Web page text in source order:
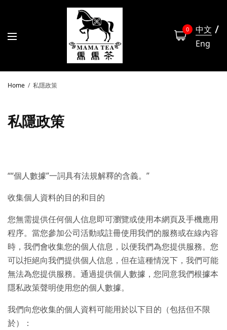
0
中文
Eng
Home 私隱政策
私隱政策
““個人數據”一詞具有法規解釋的含義。”
收集個人資料的目的和目的
您無需提供任何個人信息即可瀏覽或使用本網頁及手機應用
程序。當您參加公司活動或註冊使用我們的服務或在線內容
時，我們會收集您的個人信息，以便我們為您提供服務。您
可以拒絕向我們提供個人信息，但在這種情況下，我們可能
無法為您提供服務。通過提供個人數據，您同意我們根據本
隱私政策聲明使用您的個人數據。
我們向您收集的個人資料可能用於以下目的（包括但不限
於）：